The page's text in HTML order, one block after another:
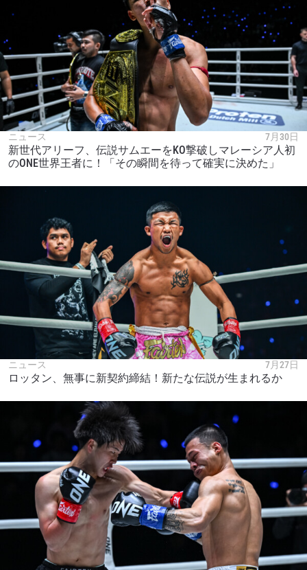
ニュース 7月30日
新世代アリーフ、伝説サムエーをKO撃破しマレーシア人初
のONE世界王者に！「その瞬間を待って確実に決めた」
ニュース 7月27日
ロッタン、無事に新契約締結！新たな伝説が生まれるか